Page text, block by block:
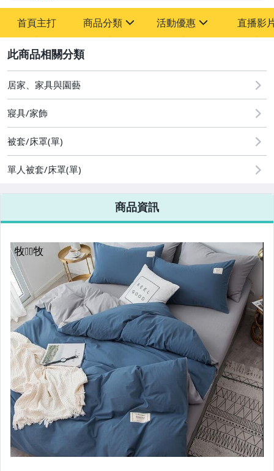
首頁主打 商品分類
其它
活動優惠
[全店] 新品回饋
直播影
居家、家具與園藝
寢具/家飾
被套/床罩(單)
單人被套/床罩(單)
商品資訊